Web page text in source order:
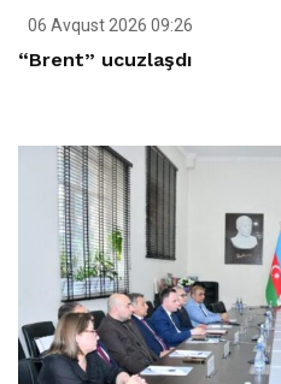
06 Avqust 2026 09:26
“Brent” ucuzlaşdı